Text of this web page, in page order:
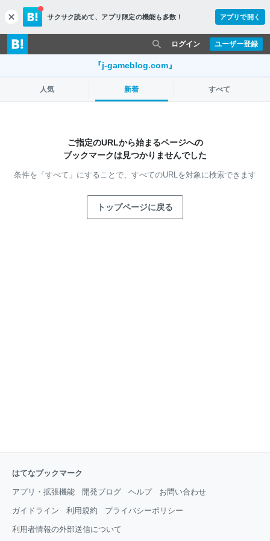
c
l
o
s
サクサク読めて、 アプリ限定の機能も多数！ アプリで開く
ユーザー登録
ログイン
『j-gameblog.com』
人気 新着 すべて
ご指定のURLから始まるページへの
ブックマークは見つかりませんでした
条件を「すべて」にすることで、 すべてのURLを対象に検索できます
トップページに戻る
はてなブックマーク
アプリ・拡張機能 開発ブログ ヘルプ お問い合わせ
ガイドライン 利用規約 プライバシーポリシー
利用者情報の外部送信について